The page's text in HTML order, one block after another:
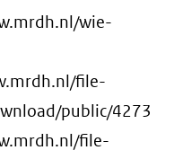
wie-
file-
public/4273
file-